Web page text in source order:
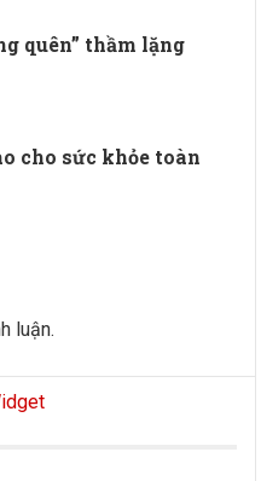
quên” thầm lặng
cho sức khỏe toàn
luận.